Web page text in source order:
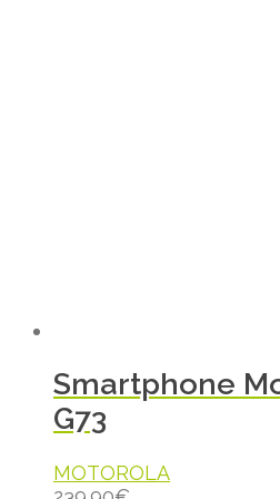
Smartphone
G73
MOTOROLA